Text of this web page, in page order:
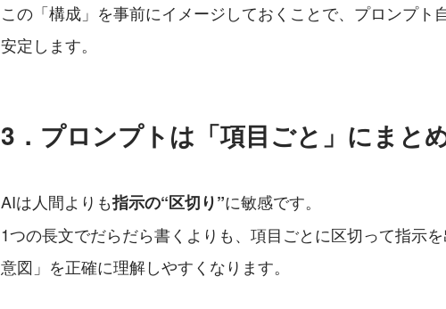
この「構成」を事前にイメージしておくことで、プロンプト
安定します。
3．プロンプトは「項目ごと」にまと
AIは人間よりも指示の“区切り”に敏感です。
1つの長文でだらだら書くよりも、項目ごとに区切って指示
意図」を正確に理解しやすくなります。